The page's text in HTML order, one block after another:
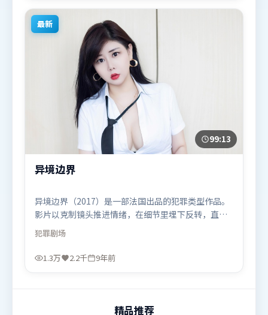
合喜欢犯罪题材的观众观看。
最新
99:13
异境边界
异境边界（2017）是一部法国出品的犯罪类型作品。
影片以克制镜头推进情绪，在细节里埋下反转，直至
最后一刻才揭开谜底。叙事线索多线并进，最终在关
键节点收束。由文牧野执导，赵丽颖、段奕宏、宋康
昊，秦海璐、刘亦菲等联袂出演。影片于2017年1月3
犯罪剧场
1.3万 2.2千 9年前
精品推荐